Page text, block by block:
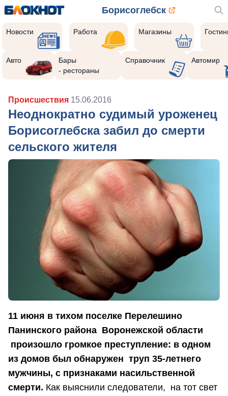
Борисоглебск
Новости Работа Магазины
Авто
Бары
- рестораны
Справочник Автомир
Происшествия 15.06.2016
Неоднократно судимый уроженец
Борисоглебска забил до смерти
сельского жителя
11 июня в тихом поселке Перелешино
Панинского района Воронежской области
произошло громкое преступление: в одном
из домов был обнаружен труп 35-летнего
мужчины, с признаками насильственной
смерти. Как выяснили следователи, на тот свет